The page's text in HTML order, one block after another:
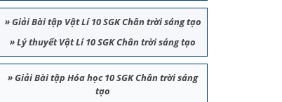
»Giải Bài tập Vật Lí 10 SGK Chân trời sáng tạo
»Lý thuyết Vật Lí 10 SGK Chân trời sáng tạo
»Giải Bài tập Hóa học 10 SGK Chân trời sáng
tạo